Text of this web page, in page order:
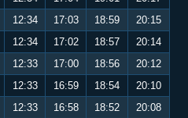
12:34 17:03 18:59
20:15
12:34 17:02 18:57
20:14
12:33 17:00 18:56
20:12
12:33 16:59 18:54
20:10
12:33 16:58 18:52
20:08